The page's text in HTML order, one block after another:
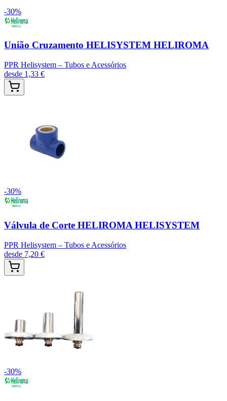
-30%
União Cruzamento HELISYSTEM HELIROMA
PPR Helisystem – Tubos e Acessórios
desde 1,33 €
-30%
Válvula de Corte HELIROMA HELISYSTEM
PPR Helisystem – Tubos e Acessórios
desde 7,20 €
-30%